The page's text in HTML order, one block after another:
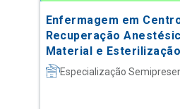
Enfermagem em
Recuperação
Material e Esterilização
Especialização